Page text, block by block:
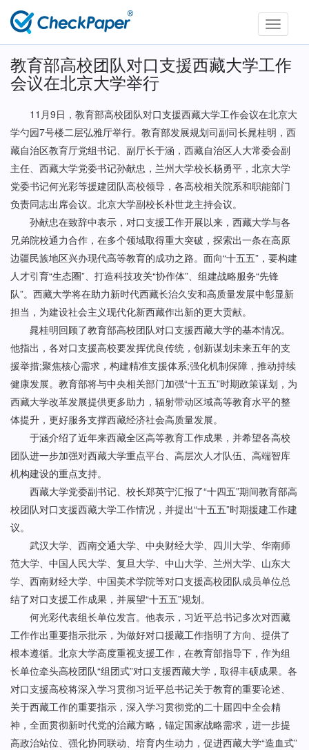
Toggle
教育部高校团队对口支援西藏大学工作
会议在北京大学举行
11月9日，教育部高校团队对口支援西藏大学工作会议在北京大
学勺园7号楼二层弘雅厅举行。教育部发展规划司副司长晁桂明，西
藏自治区教育厅党组书记、副厅长于涵，西藏自治区人大常委会副
主任、西藏大学党委书记孙献忠，兰州大学校长杨勇平，北京大学
党委书记何光彩等援建团队高校领导，各高校相关院系和职能部门
负责同志出席会议。北京大学副校长朴世龙主持会议。
孙献忠在致辞中表示，对口支援工作开展以来，西藏大学与各
兄弟院校通力合作，在多个领域取得重大突破，探索出一条在高原
边疆民族地区兴办现代高等教育的成功之路。面向“十五五”，要构建
人才引育“生态圈”、打造科技攻关“协作体”、组建战略服务“先锋
队”。西藏大学将在助力新时代西藏长治久安和高质量发展中彰显新
担当，为建设社会主义现代化新西藏作出新的更大贡献。
晁桂明回顾了教育部高校团队对口支援西藏大学的基本情况。
他指出，各对口支援高校要发挥优良传统，创新谋划未来五年的支
援举措;聚焦核心需求，构建精准支援体系;强化机制保障，推动持续
健康发展。教育部将与中央相关部门加强“十五五”时期政策谋划，为
西藏大学改革发展提供更多助力，辐射带动区域高等教育水平的整
体提升，更好服务支撑西藏经济社会高质量发展。
于涵介绍了近年来西藏全区高等教育工作成果，并希望各高校
团队进一步加强对西藏大学重点平台、高层次人才队伍、高端智库
机构建设的重点支持。
西藏大学党委副书记、校长郑英宁汇报了“十四五”期间教育部高
校团队对口支援西藏大学工作情况，并提出“十五五”时期援建工作建
议。
武汉大学、西南交通大学、中央财经大学、四川大学、华南师
范大学、中国人民大学、复旦大学、中山大学、兰州大学、山东大
学、西南财经大学、中国美术学院等对口支援高校团队成员单位总
结了对口支援工作成果，并展望“十五五”规划。
何光彩代表组长单位发言。他表示，习近平总书记多次对西藏
工作作出重要指示批示，为做好对口援藏工作指明了方向、提供了
根本遵循。北京大学高度重视支援工作，在教育部指导下，作为组
长单位牵头高校团队“组团式”对口支援西藏大学，取得丰硕成果。各
对口支援高校将深入学习贯彻习近平总书记关于教育的重要论述、
关于西藏工作的重要指示，深入学习贯彻党的二十届四中全会精
神，全面贯彻新时代党的治藏方略，锚定国家战略需求，进一步提
高政治站位、强化协同联动、培育内生动力，促进西藏大学“造血式”